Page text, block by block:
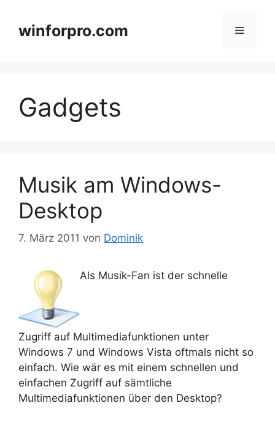
springenwinforpro.com Menü
Gadgets
Musik am Windows-
Desktop
7. März 2011 von Dominik
Als Musik-Fan ist der schnelle
Zugriff auf Multimediafunktionen unter
Windows 7 und Windows Vista oftmals nicht so
einfach. Wie wär es mit einem schnellen und
einfachen Zugriff auf sämtliche
Multimediafunktionen über den Desktop?